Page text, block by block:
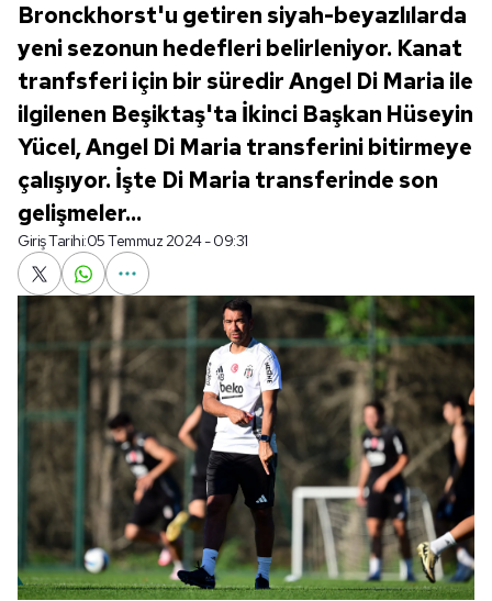
Bronckhorst'u getiren siyah-beyazlılarda
yeni sezonun hedefleri belirleniyor. Kanat
tranfsferi için bir süredir Angel Di Maria ile
ilgilenen Beşiktaş'ta İkinci Başkan Hüseyin
Yücel, Angel Di Maria transferini bitirmeye
çalışıyor. İşte Di Maria transferinde son
gelişmeler...
Giriş Tarihi:05 Temmuz 2024 - 09:31